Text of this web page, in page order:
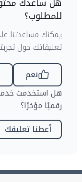
للمطلوب؟
يمكنك مساعدتنا
تعليقاتك حول
نعم
هل استخدمت
رقميًا مؤخرًا؟
أعطنا تعليقك